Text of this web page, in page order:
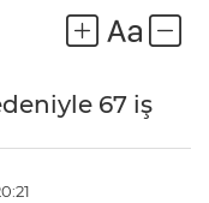
67 iş